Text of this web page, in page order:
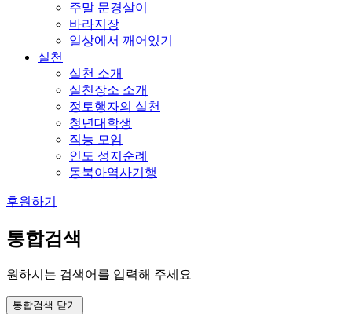
주말 문경살이
바라지장
일상에서 깨어있기
실천
실천 소개
실천장소 소개
정토행자의 실천
청년대학생
직능 모임
인도 성지순례
동북아역사기행
후원하기
통합검색
원하시는 검색어를 입력해 주세요
통합검색 닫기